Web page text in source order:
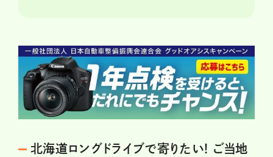
北海道ロングドライブで寄りたい! ご当地